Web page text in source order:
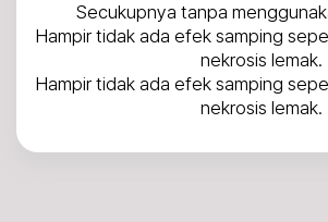
Secukupnya tanpa
Hampir tidak ada efek samping
nekrosis lemak.
Hampir tidak ada efek samping
nekrosis lemak.